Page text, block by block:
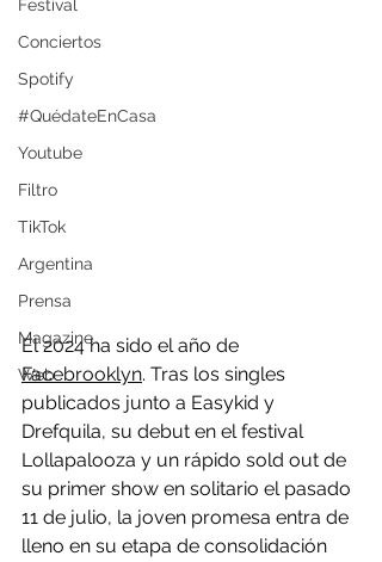
Festival
Conciertos
Spotify
#QuédateEnCasa
Youtube
Filtro
TikTok
Argentina
Prensa
Magazine
Web
El 2024 ha sido el año de
Facebrooklyn. Tras los singles
publicados junto a Easykid y
Drefquila, su debut en el festival
Lollapalooza y un rápido sold out de
su primer show en solitario el pasado
11 de julio, la joven promesa entra de
lleno en su etapa de consolidación